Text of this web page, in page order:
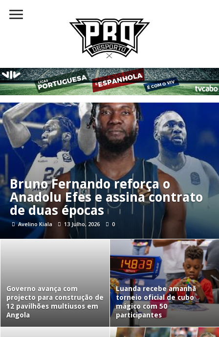
Bruno Fernando reforça o
Anadolu Efes e assina contrato
de duas épocas
Avelino Kiala 13 Julho, 2026 0
Governo avança com
projecto para construção de
12 pavilhões multiusos em
Angola
Luanda recebe amanhã
torneio oficial de cubo
mágico com 50
participantes